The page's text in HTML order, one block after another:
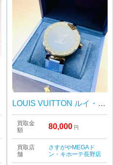
LOUIS VUITTON ルイ・ヴィトン タンブール スマートウォッチ 腕時計
買取金
額
80,000 円
買取店
舗
さすがやMEGAド
ン・キホーテ長野店